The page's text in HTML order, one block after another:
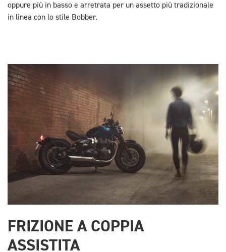
oppure più in basso e arretrata per un assetto più tradizionale
in linea con lo stile Bobber.
FRIZIONE A COPPIA
ASSISTITA